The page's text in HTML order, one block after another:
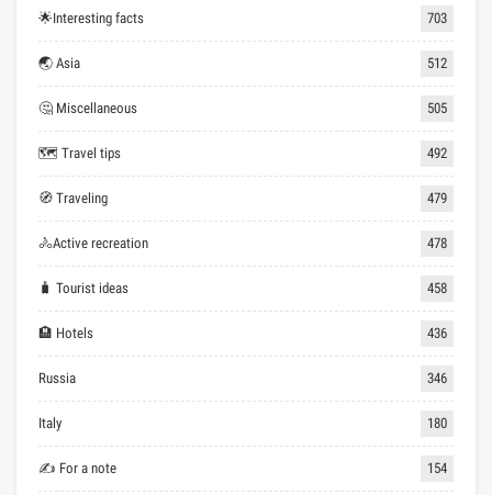
🌟Interesting facts 703
🌏 Asia 512
🤔 Miscellaneous 505
🗺 Travel tips 492
🧭 Traveling 479
🚴Active recreation 478
🧳 Tourist ideas 458
🏨 Hotels 436
Russia 346
Italy 180
✍ For a note 154